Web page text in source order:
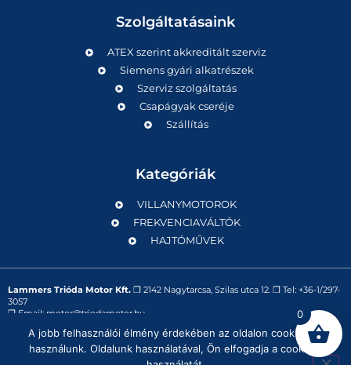
Szolgáltatásaink
ATEX szerint akkreditált szerviz
Siemens gyári alkatrészek
Szerviz szolgáltatás
Csapágyak cseréje
Szállítás
Kategóriák
VILLANYMOTOROK
FREKVENCIAVÁLTÓK
HAJTÓMŰVEK
Lammers Trióda Motor Kft. ❒ 2142 Nagytarcsa, Szilas utca 12. ❒ Tel: +36-1/297-
3057
❒ Email: motor@triodamotor.hu
Powered byDigit-Now Kft.
0
A jobb felhasználói élmény érdekében az oldalon cookie-kat
használunk. Oldalunk használatával, Ön elfogadja a cookie-k